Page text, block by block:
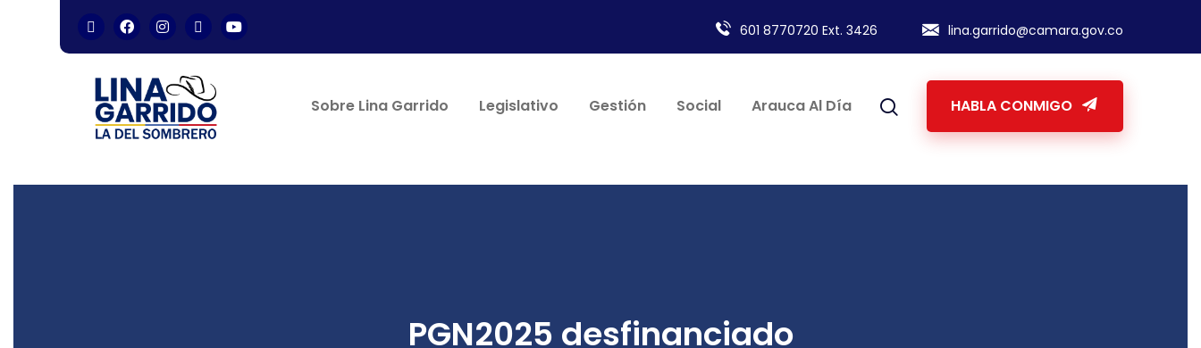
601 8770720 Ext. 3426 lina.garrido@camara.gov.co
Sobre Lina Garrido Legislativo Gestión Social Arauca Al Día HABLA CONMIGO
PGN2025 desfinanciado